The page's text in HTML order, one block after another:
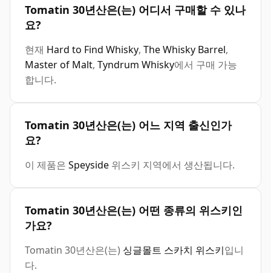
Tomatin 30년산은(는) 어디서 구매할 수 있나
요?
현재 Hard to Find Whisky, The Whisky Barrel,
Master of Malt, Tyndrum Whisky에서 구매 가능
합니다.
Tomatin 30년산은(는) 어느 지역 출신인가
요?
이 제품은 Speyside 위스키 지역에서 생산됩니다.
Tomatin 30년산은(는) 어떤 종류의 위스키인
가요?
Tomatin 30년산은(는) 싱글몰트 스카치 위스키입니
다.